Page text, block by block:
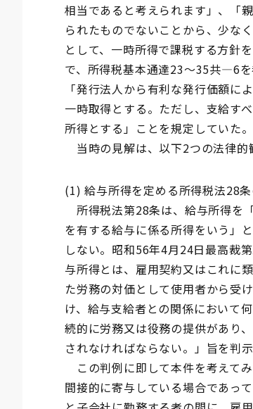
相当であると考えられます」、「
られたものでないことから、少な
として、一時所得で課税する方針
で、所得税基本通達23～35共―6
「発行法人から有利な発行価額に
一時取得とする。ただし、支給す
所得とする」ことを規定していた。
当時の見解は、以下2つの法律的
(1) 給与所得を定める所得税法28
所得税法第28条は、給与所得を
を有する給与に係る所得をいう」
しない。昭和56年4月24日最高裁
与所得とは、雇用契約又はこれに
た労務の対価として使用者から受
け、給与支給者との関係において
続的に労務又は役務の提供があり
されなければならない。」旨を判示
この判例に即して本件を考えて
間接的に寄与している場合であっ